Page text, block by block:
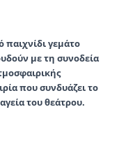
παιχνίδι γεμάτο
με τη συνοδεία
που συνδυάζει το
του θεάτρου.